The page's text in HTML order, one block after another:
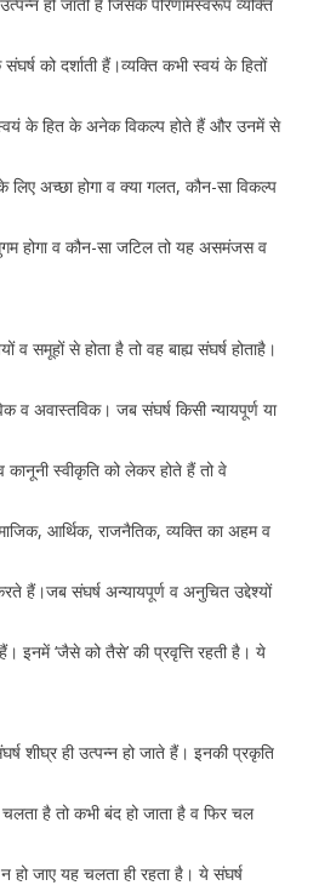
हो जाती है जिसके परिणामस्वरूप व्यक्ति
को दर्शाती हैं।व्यक्ति कभी स्वयं के हितों
के हित के अनेक विकल्प होते हैं और उनमें से
अच्छा होगा व क्या गलत, कौन-सा विकल्प
होगा व कौन-सा जटिल तो यह असमंजस व
व समूहों से होता है तो वह बाह्य संघर्ष होताहै।
व अवास्तविक। जब संघर्ष किसी न्यायपूर्ण या
स्वीकृति को लेकर होते हैं तो वे
आर्थिक, राजनैतिक, व्यक्ति का अहम व
हैं।जब संघर्ष अन्यायपूर्ण व अनुचित उद्देश्यों
इनमें ‘जैसे को तैसे’ की प्रवृत्ति रहती है। ये
शीघ्र ही उत्पन्न हो जाते हैं। इनकी प्रकृति
चलता है तो कभी बंद हो जाता है व फिर चल
हो जाए यह चलता ही रहता है। ये संघर्ष